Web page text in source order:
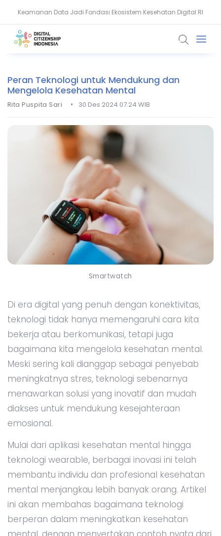
Keamanan Data Jadi Fondasi Ekosistem Kesehatan Digital RI
Akun WhatsApp Diblokir? Ini Penyebab dan Cara Mengatasinya
Peran Teknologi untuk Mendukung dan
Mengelola Kesehatan Mental
Rita Puspita Sari • 30 Des 2024 07.24 WIB
Smartwatch
Di era digital yang penuh dengan konektivitas,
teknologi tidak hanya memengaruhi cara kita
bekerja atau berkomunikasi, tetapi juga
bagaimana kita mengelola kesehatan mental.
Meski sering kali dianggap sebagai penyebab
meningkatnya stres, teknologi sebenarnya
menawarkan solusi yang inovatif dan mudah
diakses untuk mendukung kesejahteraan
emosional.
Mulai dari aplikasi kesehatan mental hingga
teknologi wearable, berbagai inovasi ini telah
membantu individu dan profesional kesehatan
mental menjangkau lebih banyak orang. Artikel
ini akan membahas bagaimana teknologi
berperan dalam meningkatkan kesehatan